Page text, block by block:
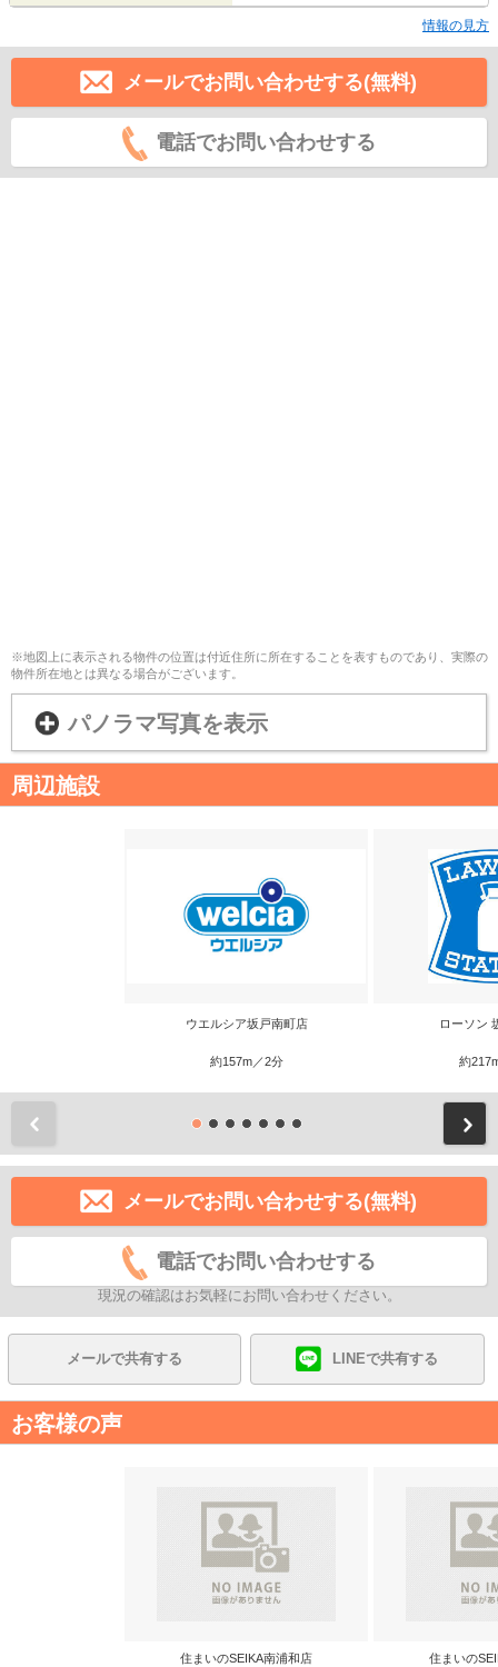
情報の見方
メールでお問い合わせする(無料)
電話でお問い合わせする
※地図上に表示される物件の位置は付近住所に所在することを表すものであり、実際の
物件所在地とは異なる場合がございます。
パノラマ写真を表示
周辺施設
ウエルシア坂戸南町店
約157m／2分
ローソン
約
メールでお問い合わせする(無料)
電話でお問い合わせする
現況の確認はお気軽にお問い合わせください。
メールで共有する LINEで共有する
お客様の声
住まいのSEIKA南浦和店 住まいの